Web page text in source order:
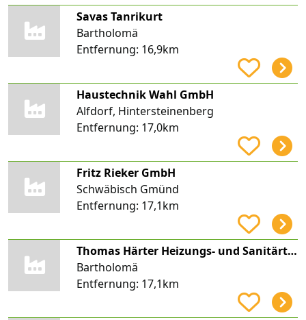
Savas Tanrikurt
Bartholomä
Entfernung: 16,9km
Haustechnik Wahl GmbH
Alfdorf, Hintersteinenberg
Entfernung: 17,0km
Fritz Rieker GmbH
Schwäbisch Gmünd
Entfernung: 17,1km
Thomas Härter Heizungs- und Sanitärtechnik
Bartholomä
Entfernung: 17,1km